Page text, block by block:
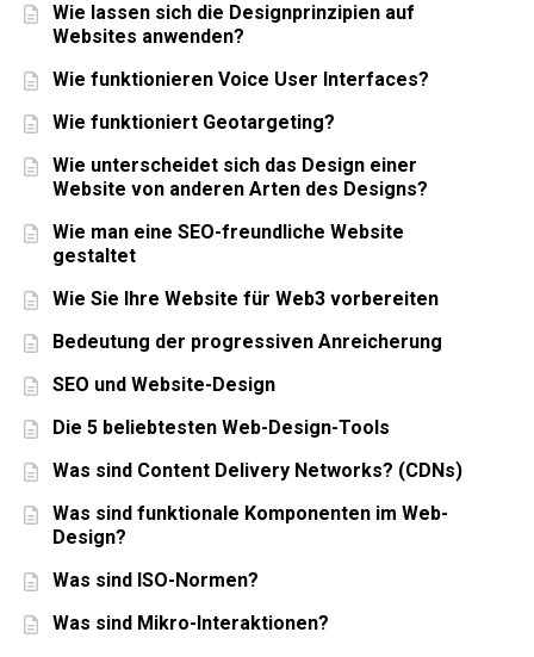
Wie lassen sich die Designprinzipien auf
Websites anwenden?
Wie funktionieren Voice User Interfaces?
Wie funktioniert Geotargeting?
Wie unterscheidet sich das Design einer
Website von anderen Arten des Designs?
Wie man eine SEO-freundliche Website
gestaltet
Wie Sie Ihre Website für Web3 vorbereiten
Bedeutung der progressiven Anreicherung
SEO und Website-Design
Die 5 beliebtesten Web-Design-Tools
Was sind Content Delivery Networks? (CDNs)
Was sind funktionale Komponenten im Web-
Design?
Was sind ISO-Normen?
Was sind Mikro-Interaktionen?